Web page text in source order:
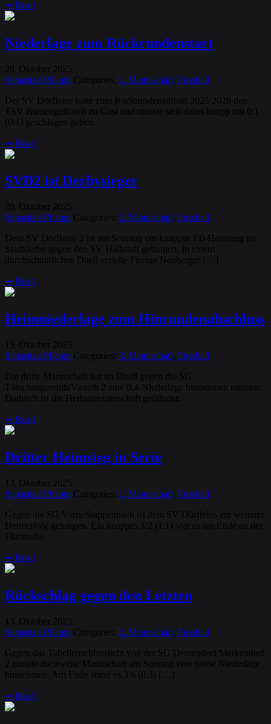
➞ Read
Niederlage zum Rückrundenstart
20 Oktober
2025
Sebastian Pflaum Categories: 1. Mannschaft Fussball
Der SV Dörfleins hatte zum Rückrundenauftakt 2025/2026 den
TSV Breitengüßbach zu Gast und musste sich dabei knapp mit 0:1
(0:1) geschlagen geben.
➞ Read
SVD2 ist Derbysieger
20 Oktober
2025
Sebastian Pflaum Categories: 2. Mannschaft Fussball
Dem SV Dörfleins 2 ist am Sonntag ein knapper 1:0-Heimsieg im
Stadtderby gegen den SV Hallstadt gelungen. In einem
durchschnittlichen Duell erzielte Florian Neuberger […]
➞ Read
Heimniederlage zum Hinrundenabschluss
15 Oktober
2025
Sebastian Pflaum Categories: 3. Mannschaft Fussball
Die dritte Mannschaft hat im Duell gegen die SG
Tütschengereuth/Viereth 2 eine 0:4-Niederlage hinnehmen müssen.
Dadurch ist die Herbstmeisterschaft gefährdet.
➞ Read
Dritter Heimsieg in Serie
13 Oktober
2025
Sebastian Pflaum Categories: 1. Mannschaft Fussball
Gegen die SG Vorra/Stappenbach ist dem SV Dörfleins ein weiterer
Heimerfolg gelungen. Ein knappes 3:2 (1:1) war es am Ende an der
Flurstraße.
➞ Read
Rückschlag gegen den Letzten
13 Oktober
2025
Sebastian Pflaum Categories: 2. Mannschaft Fussball
Gegen das Tabellenschlusslicht von der SG Drosendorf/Merkendorf
2 musste die zweite Mannschaft am Sonntag eine herbe Niederlage
hinnehmen. Am Ende stand es 3:6 (0:3) […]
➞ Read